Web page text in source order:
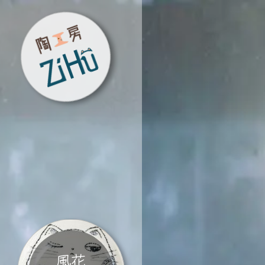
陶工房
ZiHu
風花